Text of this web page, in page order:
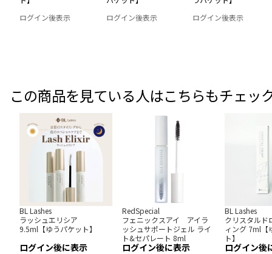
ログイン後表示
ログイン後表示
ログイン後表示
この商品を見ている人はこちらもチェッ
BL Lashes
ラッシュエリシア
9.5ml【ゆうパケット】
ログイン後に表示
RedSpecial
フェニックスアイ アイラ
ッシュサポートジェル ライ
ト&セパレート 8ml
ログイン後に表示
BL Lashes
クリスタルド
ィング 7ml【
ト】
ログイン後